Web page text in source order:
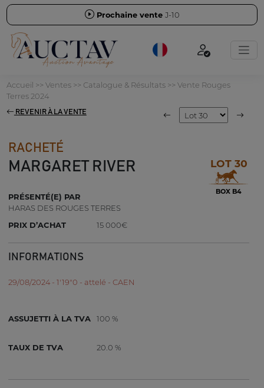
Prochaine vente J-10
Accueil >> Ventes>> Catalogue & Résultats>> Vente Rouges
Terres 2024
REVENIR À LA VENTE
RACHETÉ
MARGARET RIVER LOT 30
BOX B4
PRÉSENTÉ(E) PAR
HARAS DES ROUGES TERRES
PRIX D’ACHAT
15 000€
INFORMATIONS
29/08/2024 - 1'19"0 - attelé - CAEN
ASSUJETTI À LA TVA 100 %
TAUX DE TVA 20.0 %